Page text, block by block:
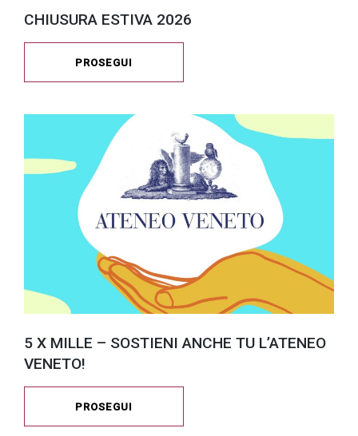
CHIUSURA ESTIVA 2026
PROSEGUI
5 X MILLE – SOSTIENI ANCHE TU L’ATENEO
VENETO!
PROSEGUI